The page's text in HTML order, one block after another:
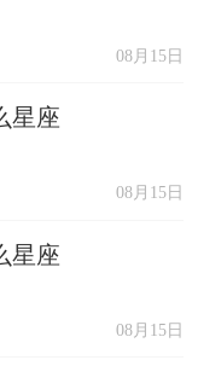
08月15日
星座
08月15日
星座
08月15日